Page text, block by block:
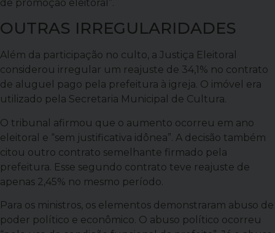
de promoção eleitoral”.
OUTRAS IRREGULARIDADES
Além da participação no culto, a Justiça Eleitoral
considerou irregular um reajuste de 34,1% no contrato
de aluguel pago pela prefeitura à igreja. O imóvel era
utilizado pela Secretaria Municipal de Cultura.
O tribunal afirmou que o aumento ocorreu em ano
eleitoral e “sem justificativa idônea”. A decisão também
citou outro contrato semelhante firmado pela
prefeitura. Esse segundo contrato teve reajuste de
apenas 2,45% no mesmo período.
Para os ministros, os elementos demonstraram abuso de
poder político e econômico. O abuso político ocorreu